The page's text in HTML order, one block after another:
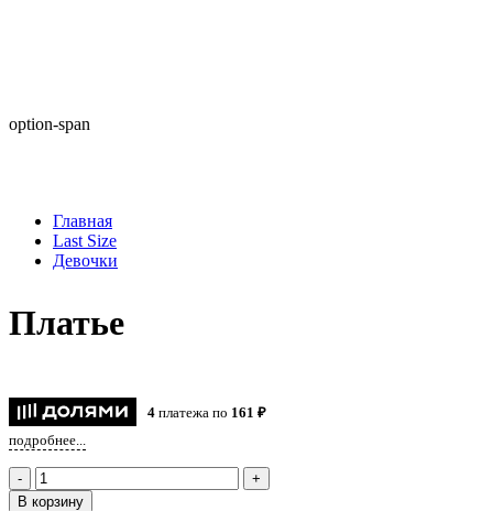
option-span
Главная
Last Size
Девочки
Платье
4 платежа по 161 ₽
подробнее...
-
+
В корзину